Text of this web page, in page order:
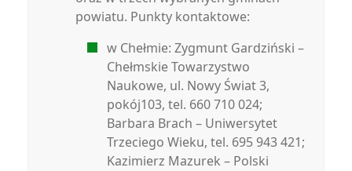
powiatu. Punkty kontaktowe:
w Chełmie: Zygmunt Gardziński –
Chełmskie Towarzystwo
Naukowe, ul. Nowy Świat 3,
pokój103, tel. 660 710 024;
Barbara Brach – Uniwersytet
Trzeciego Wieku, tel. 695 943 421;
Kazimierz Mazurek – Polski